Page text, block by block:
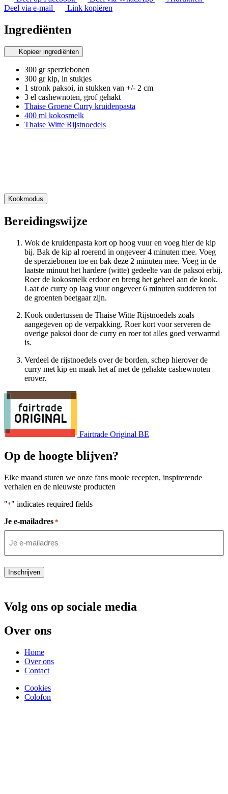
Deel via e-mail
Link kopiëren
Ingrediënten
Kopieer ingrediënten
300 gr sperziebonen
300 gr kip, in stukjes
1 stronk paksoi, in stukken van +/- 2 cm
3 el cashewnoten, grof gehakt
Thaise Groene Curry kruidenpasta
400 ml kokosmelk
Thaise Witte Rijstnoedels
Kookmodus
Bereidingswijze
Wok de kruidenpasta kort op hoog vuur en voeg hier de kip
bij. Bak de kip al roerend in ongeveer 4 minuten mee. Voeg
de sperziebonen toe en bak deze 2 minuten mee. Voeg in de
laatste minuut het hardere (witte) gedeelte van de paksoi erbij.
Roer de kokosmelk erdoor en breng het geheel aan de kook.
Laat de curry op laag vuur ongeveer 6 minuten sudderen tot
de groenten beetgaar zijn.
Kook ondertussen de Thaise Witte Rijstnoedels zoals
aangegeven op de verpakking. Roer kort voor serveren de
overige paksoi door de curry en roer tot alles goed verwarmd
is.
Verdeel de rijstnoedels over de borden, schep hierover de
curry met kip en maak het af met de gehakte cashewnoten
erover.
Fairtrade Original BE
Op de hoogte blijven?
Elke maand sturen we onze fans mooie recepten, inspirerende
verhalen en de nieuwste producten
"*" indicates required fields
Je e-mailadres *
Inschrijven
Volg ons op sociale media
Over ons
Home
Over ons
Contact
Cookies
Colofon